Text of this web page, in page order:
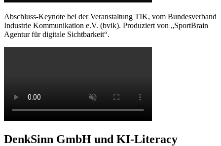
Abschluss-Keynote bei der Veranstaltung TIK, vom Bundesverband
Industrie Kommunikation e.V. (bvik). Produziert von „SportBrain
Agentur für digitale Sichtbarkeit“.
DenkSinn GmbH und KI-Literacy